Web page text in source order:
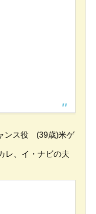
ンス役 (39歳)米ゲ
レ、イ・ナビの夫